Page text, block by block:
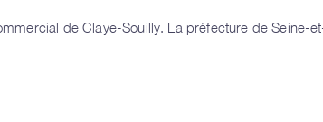
de Claye-Souilly. La préfecture de Seine-